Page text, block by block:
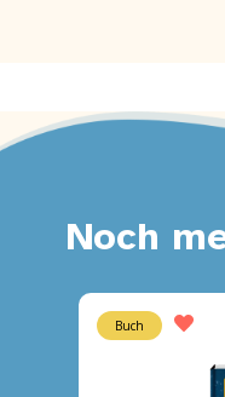
Noch
Buch